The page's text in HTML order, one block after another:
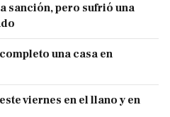
sanción, pero sufrió una
una casa en
viernes en el llano y en